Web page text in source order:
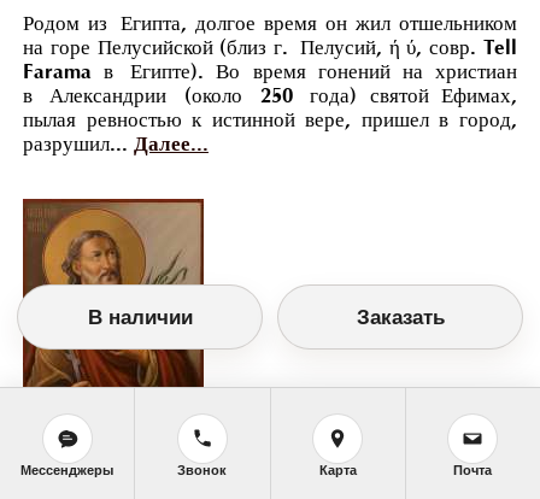
Родом из Египта, долгое время он жил отшельником
на горе Пелусийской (близ г. Пелусий, ή ύ, совр. Tell
Farama в Египте). Во время гонений на христиан
в Александрии (около 250 года) святой Ефимах,
пылая ревностью к истинной вере, пришел в город,
разрушил... Далее...
Православный календарь
<<Пятница, 24 Марта (11 Марта по старому
В наличии Заказать
Мессенджеры Звонок Карта Почта